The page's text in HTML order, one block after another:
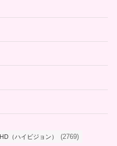
HD（ハイビジョン） (2769)